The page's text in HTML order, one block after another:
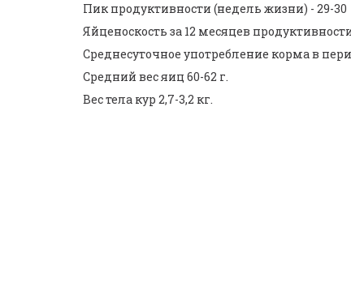
Пик продуктивности (недель жизни) - 29-30
Яйценоскость за 12 месяцев
Среднесуточное употребление корма в
Средний вес яиц 60-62 г.
Вес тела кур 2,7-3,2 кг.